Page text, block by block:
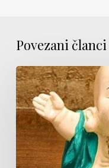
Povezani članci
Pažljivost